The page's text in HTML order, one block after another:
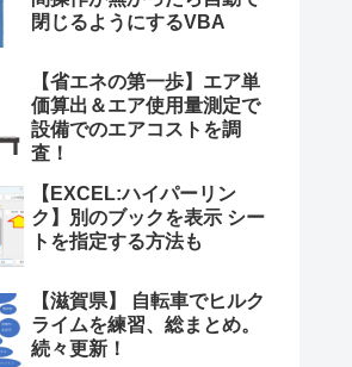
閉じるようにするVBA
【省エネの第一歩】エア単
価算出＆エア使用量測定で
設備でのエアコストを調
査！
【EXCEL:ハイパーリン
ク】別のブックを表示 シー
トを指定する方法も
【滋賀県】 自転車でヒルク
ライムを練習、総まとめ。
続々更新！